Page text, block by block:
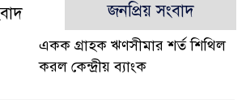
জনপ্রিয় সংবাদ
একক গ্রাহক ঋণসীমার শর্ত শিথিল
করল কেন্দ্রীয় ব্যাংক